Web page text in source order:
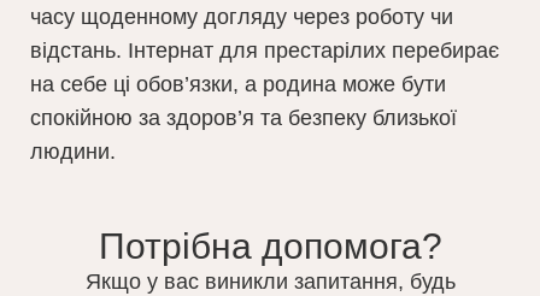
часу щоденному догляду через роботу чи
відстань. Інтернат для престарілих перебирає
на себе ці обов’язки, а родина може бути
спокійною за здоров’я та безпеку близької
людини.
Потрібна допомога?
Якщо у вас виникли запитання, будь